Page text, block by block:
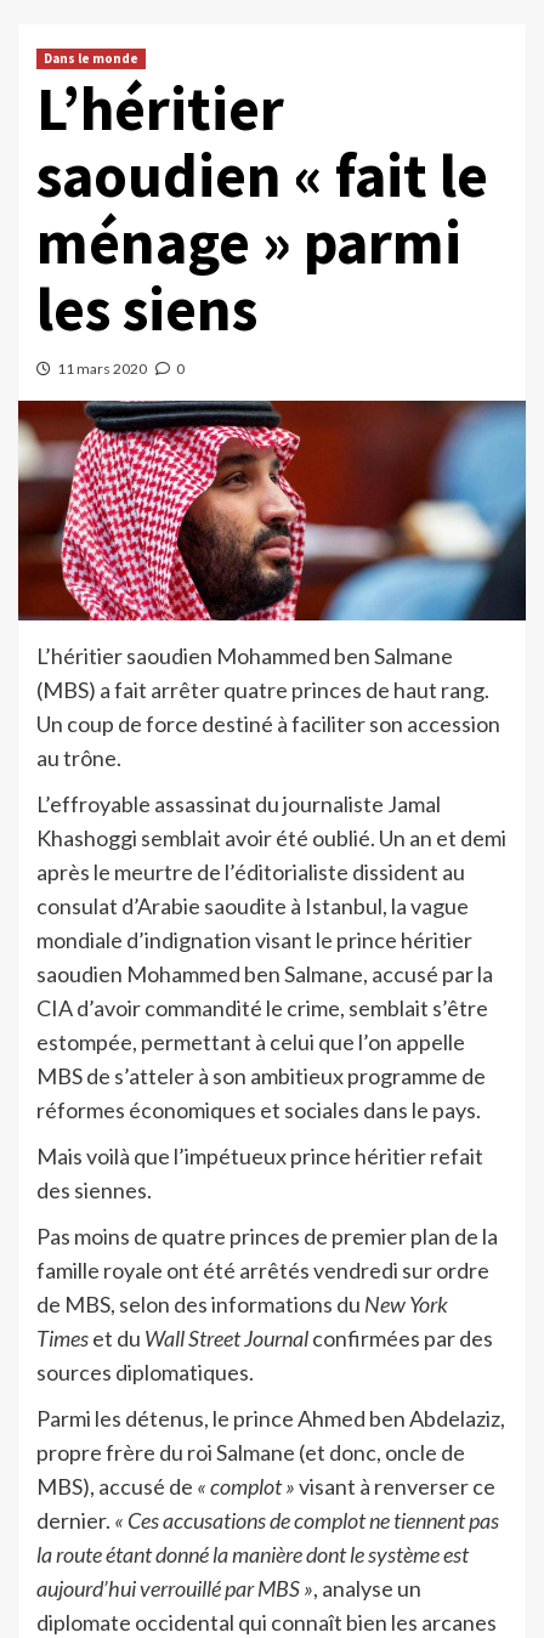
Dans le monde
L’héritier
saoudien « fait le
ménage » parmi
les siens
11 mars 2020 0
L’héritier saoudien Mohammed ben Salmane
(MBS) a fait arrêter quatre princes de haut rang.
Un coup de force destiné à faciliter son accession
au trône.
L’effroyable assassinat du journaliste Jamal
Khashoggi semblait avoir été oublié. Un an et demi
après le meurtre de l’éditorialiste dissident au
consulat d’Arabie saoudite à Istanbul, la vague
mondiale d’indignation visant le prince héritier
saoudien Mohammed ben Salmane, accusé par la
CIA d’avoir commandité le crime, semblait s’être
estompée, permettant à celui que l’on appelle
MBS de s’atteler à son ambitieux programme de
réformes économiques et sociales dans le pays.
Mais voilà que l’impétueux prince héritier refait
des siennes.
Pas moins de quatre princes de premier plan de la
famille royale ont été arrêtés vendredi sur ordre
de MBS, selon des informations du New York
Timeset du Wall Street Journalconfirmées par des
sources diplomatiques.
Parmi les détenus, le prince Ahmed ben Abdelaziz,
propre frère du roi Salmane (et donc, oncle de
MBS), accusé de « complot »visant à renverser ce
dernier. « Ces accusations de complot ne tiennent pas
la route étant donné la manière dont le système est
aujourd’hui verrouillé par MBS », analyse un
diplomate occidental qui connaît bien les arcanes